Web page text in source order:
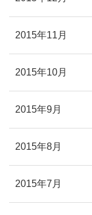
2015年11月
2015年10月
2015年9月
2015年8月
2015年7月